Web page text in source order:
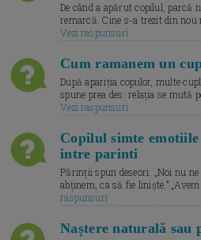
De când a apărut copilul, parcă
remarcă. Cine s-a trezit din nou
Vezi raspunsuri
Cum ramanem un
După apariția copiilor, multe
spune prea des: relația se mută
Vezi raspunsuri
Copilul simte
intre parinti
Părinții spun deseori: „Noi nu
abținem, ca să fie liniște.”
raspunsuri
Naștere naturală sau